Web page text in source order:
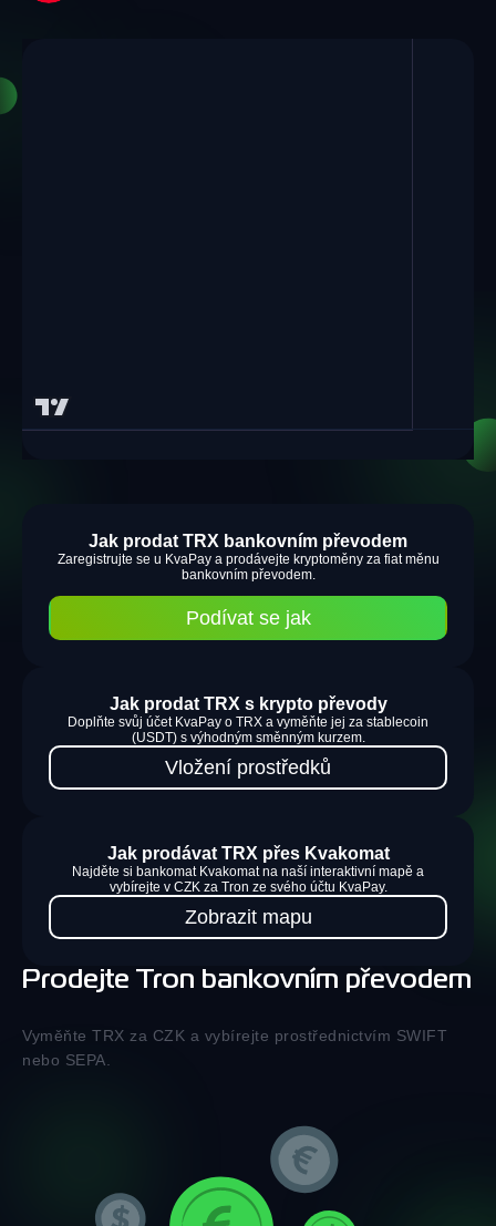
Prodejte Tron bankovním převodem
Vyměňte TRX za CZK a vybírejte prostřednictvím SWIFT
nebo SEPA.
Jak prodat TRX bankovním převodem
Zaregistrujte se u KvaPay a prodávejte kryptoměny za fiat měnu
bankovním převodem.
Podívat se jak
Jak prodat TRX s krypto převody
Doplňte svůj účet KvaPay o TRX a vyměňte jej za stablecoin
(USDT) s výhodným směnným kurzem.
Vložení prostředků
Jak prodávat TRX přes Kvakomat
Najděte si bankomat Kvakomat na naší interaktivní mapě a
vybírejte v CZK za Tron ze svého účtu KvaPay.
Zobrazit mapu